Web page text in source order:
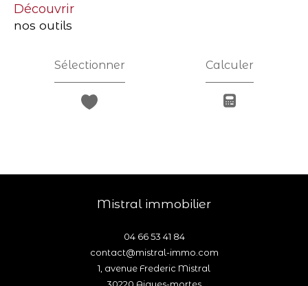
découvrir
nos outils
Sélectionner Calculer
mistral immobilier
04 66 53 41 84
contact@mistral-immo.com
1, avenue Frederic Mistral
30220
aigues-mortes